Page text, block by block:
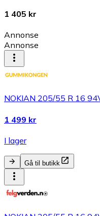
1 405 kr
Annonse
Annonse
NOKIAN 205/55 R 16
1 499 kr
I lager
Gå til butikk